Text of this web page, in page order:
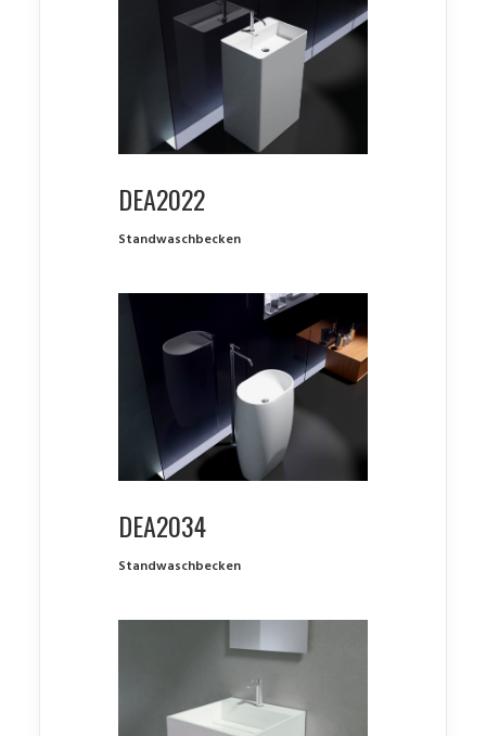
DEA2022
Standwaschbecken
DEA2034
Standwaschbecken